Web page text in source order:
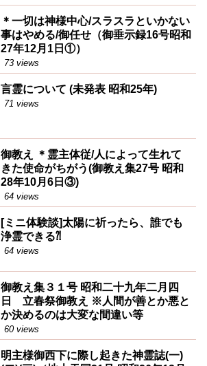
＊一切は神様中心/スラスラといかない
事はやめる/御任せ（御垂示録16号昭和
27年12月1日①）
73 views
言霊について (未発表 昭和25年)
71 views
御教え ＊霊主体従/人によって生れて
きた使命がちがう(御教え集27号 昭和
28年10月6日③)
64 views
[ミニ体験談]太陽に祈ったら、誰でも
浄霊できる⁈
64 views
御教え集３１号 昭和二十九年二月四
日 立春祭御教え ※人間が善とか悪と
か決めるのは大変な間違い等
60 views
明主様御西下に際し起きた神霊誌(一)